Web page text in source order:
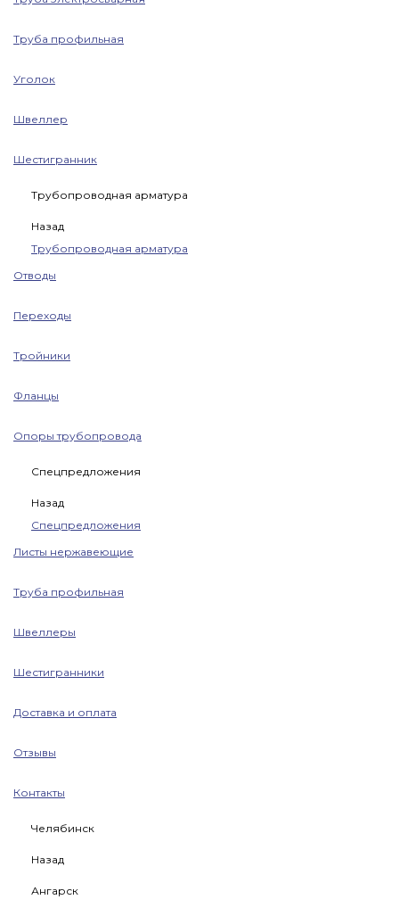
Труба профильная
Уголок
Швеллер
Шестигранник
Трубопроводная арматура
Назад
Трубопроводная арматура
Отводы
Переходы
Тройники
Фланцы
Опоры трубопровода
Спецпредложения
Назад
Спецпредложения
Листы нержавеющие
Труба профильная
Швеллеры
Шестигранники
Доставка и оплата
Отзывы
Контакты
Челябинск
Назад
Ангарск